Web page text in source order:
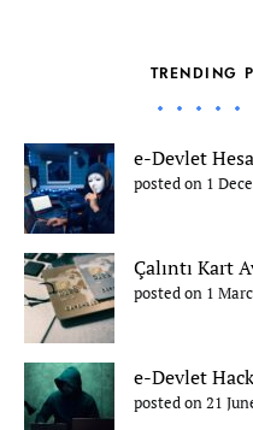
TRENDING
e-Devlet
posted on 1
Çalıntı Kart
posted on 1
e-Devlet
posted on 21